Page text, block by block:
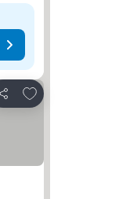
공유
즐겨찾기에 추가